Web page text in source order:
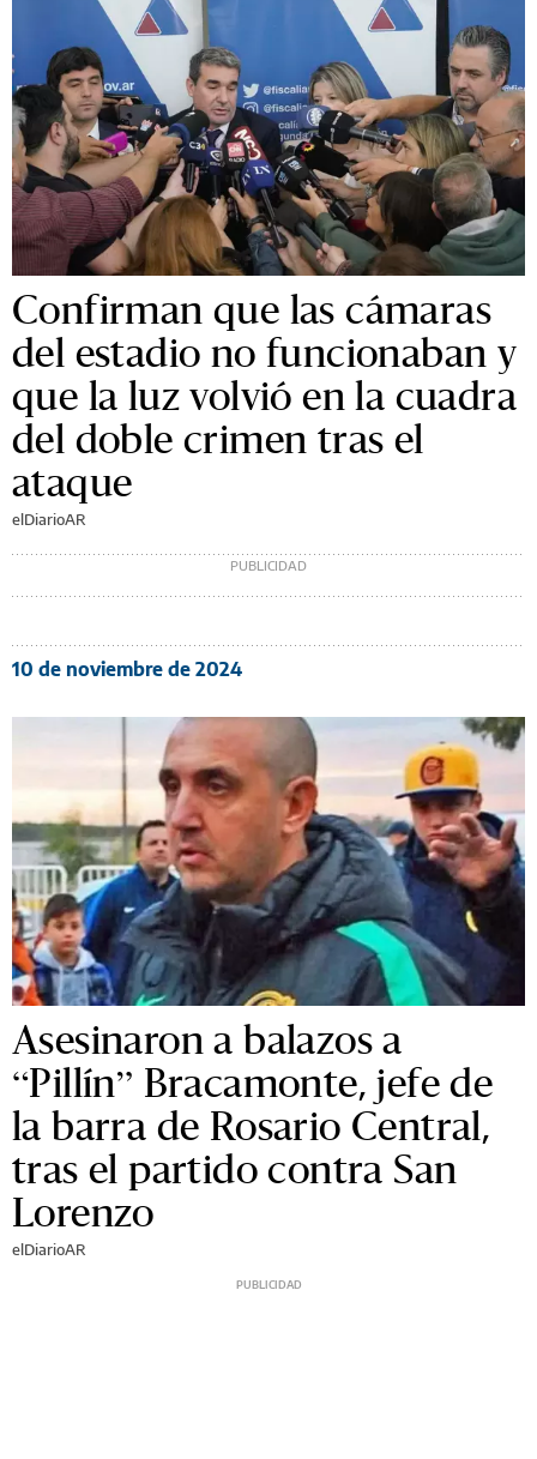
Confirman que las cámaras
del estadio no funcionaban y
que la luz volvió en la cuadra
del doble crimen tras el
ataque
elDiarioAR
10 de noviembre de 2024
Asesinaron a balazos a
“Pillín” Bracamonte, jefe de
la barra de Rosario Central,
tras el partido contra San
Lorenzo
elDiarioAR